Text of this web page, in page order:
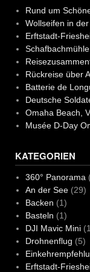
Rund um
Wollseifen in
Erftstadt-
Rückreise über
Batterie de
Deutsche
Omaha Beach,
Musée D-Day
KATEGORIEN
360° Panorama
An der See(29)
Backen (1)
Basteln (1)
DJI Mavic Mini
Drohnenflug (5)
Erftstadt-